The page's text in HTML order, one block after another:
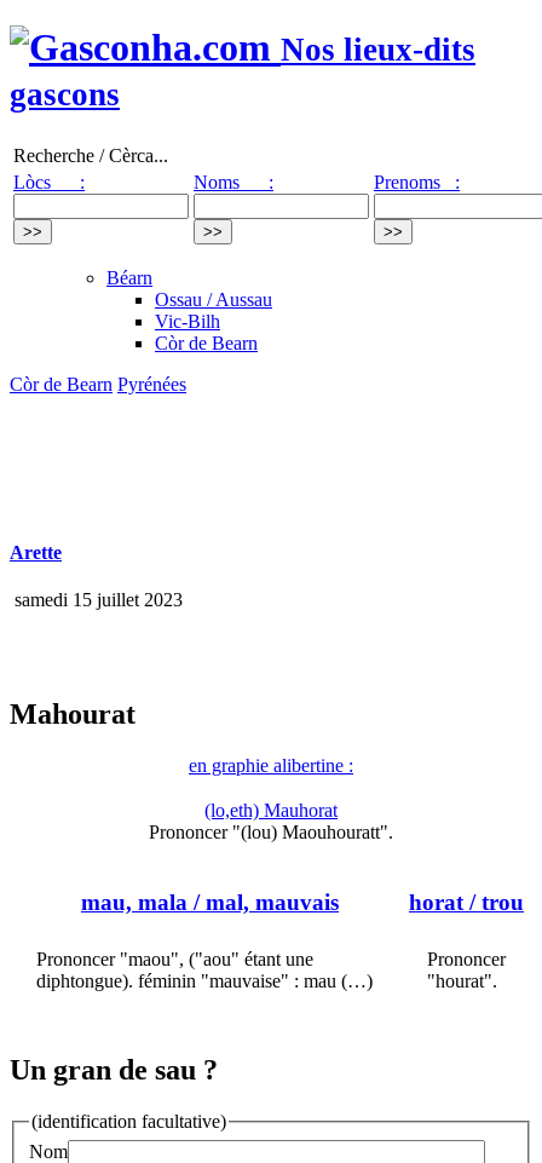
Nos lieux-dits
gascons
Recherche / Cèrca...
Lòcs :
Noms : Prenoms :
Béarn
Ossau / Aussau
Vic-Bilh
Còr de Bearn
Còr de Bearn Pyrénées
Arette
samedi 15 juillet 2023
Mahourat
en graphie alibertine :
(lo,eth) Mauhorat
Prononcer "(lou) Maouhouratt".
mau, mala / mal, mauvais
Prononcer "maou", ("aou" étant une
diphtongue). féminin "mauvaise" : mau (…)
horat / trou
Prononcer
"hourat".
Un gran de sau ?
(identification facultative)
Nom